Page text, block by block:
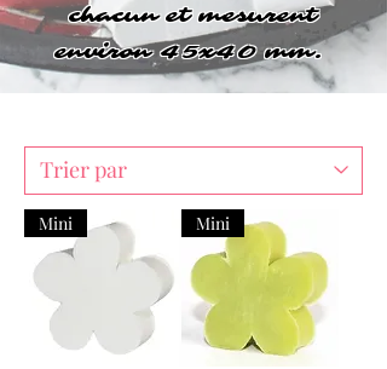
chacun et mesurent
environ 45x40 mm.
Mini Mini